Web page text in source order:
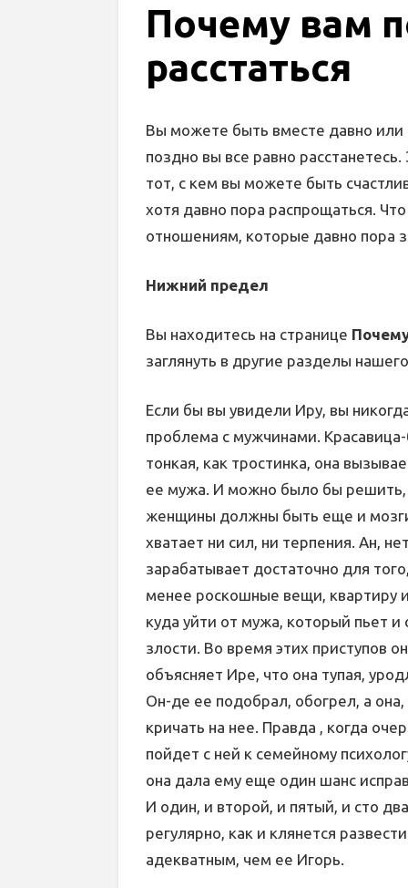
Почему вам
расстаться
Вы можете быть вместе давно или
поздно вы все равно
тот, с кем вы можете быть
хотя давно пора распрощаться.
отношениям, которые давно пора
Нижний предел
Вы находитесь на странице
заглянуть в другие разделы
Если бы вы увидели Иру, вы
проблема с мужчинами.
тонкая, как тростинка, она
ее мужа. И можно было бы решить,
женщины должны быть еще и
хватает ни сил, ни терпения. Ан,
зарабатывает достаточно для
менее роскошные вещи, квартиру
куда уйти от мужа, который пьет
злости. Во время этих приступов
объясняет Ире, что она тупая,
Он-де ее подобрал, обогрел, а
кричать на нее. Правда , когда
пойдет с ней к семейному
она дала ему еще один шанс
И один, и второй, и пятый, и сто
регулярно, как и клянется
адекватным, чем ее Игорь.